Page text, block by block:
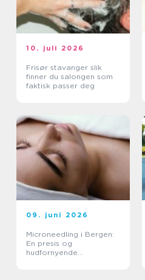
10. juli 2026
Frisør stavanger slik
finner du salongen som
faktisk passer deg
09. juni 2026
Microneedling i Bergen:
En presis og
hudfornyende